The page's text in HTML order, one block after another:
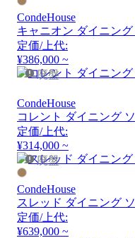
CondeHouse
キャニオン ダイニン
定価/上代:
¥386,000 ~
廃盤
CondeHouse
コレント ダイニング
定価/上代:
¥314,000 ~
廃盤
CondeHouse
スレッド ダイニング
定価/上代:
¥639,000 ~